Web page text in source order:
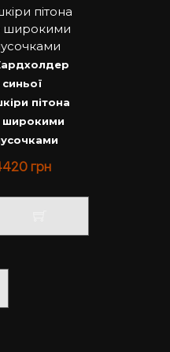
синьої
пітона
широкими
грн